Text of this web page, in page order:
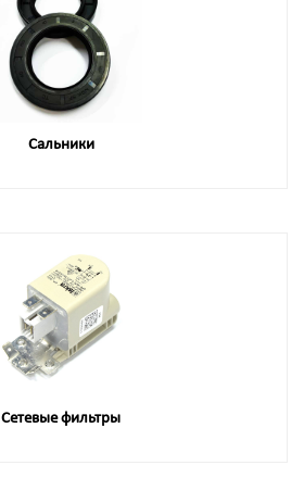
Сальники
Сетевые фильтры